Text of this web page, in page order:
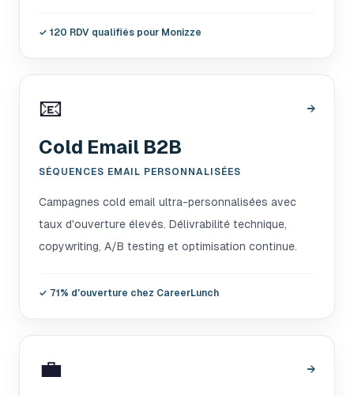
✓ 120 RDV qualifiés pour Monizze
📧 →
Cold Email B2B
SÉQUENCES EMAIL PERSONNALISÉES
Campagnes cold email ultra-personnalisées avec
taux d'ouverture élevés. Délivrabilité technique,
copywriting, A/B testing et optimisation continue.
✓ 71% d'ouverture chez CareerLunch
💼 →